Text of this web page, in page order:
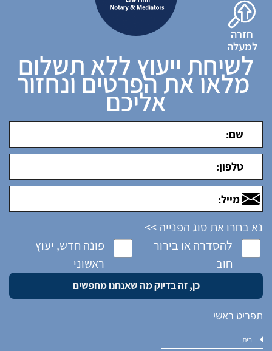
חזרה
למעלה
לשיחת ייעוץ ללא תשלום
מלאו את הפרטים ונחזור
אליכם
נא בחרו את סוג הפנייה >>
להסדרה או בירור
חוב
פונה חדש, יעוץ
ראשוני
תפריט ראשי
בית